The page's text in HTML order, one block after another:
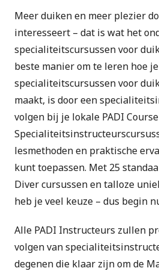
Meer duiken en meer plezier
interesseert – dat is wat het
specialiteitscursussen voor
beste manier om te leren hoe
specialiteitscursussen voor
maakt, is door een
volgen bij je lokale PADI
lesmethoden en praktische
kunt toepassen. Met 25
Diver cursussen en talloze
heb je veel keuze – dus begin
Alle PADI Instructeurs zullen
volgen van
degenen die klaar zijn om de